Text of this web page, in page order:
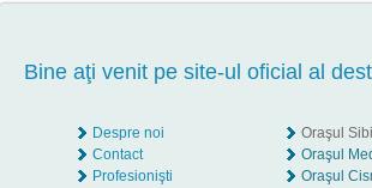
Bine aţi venit pe site-ul oficial al
Despre noi
Contact
Profesionişti
Oraşul
Oraşul
Oraşul